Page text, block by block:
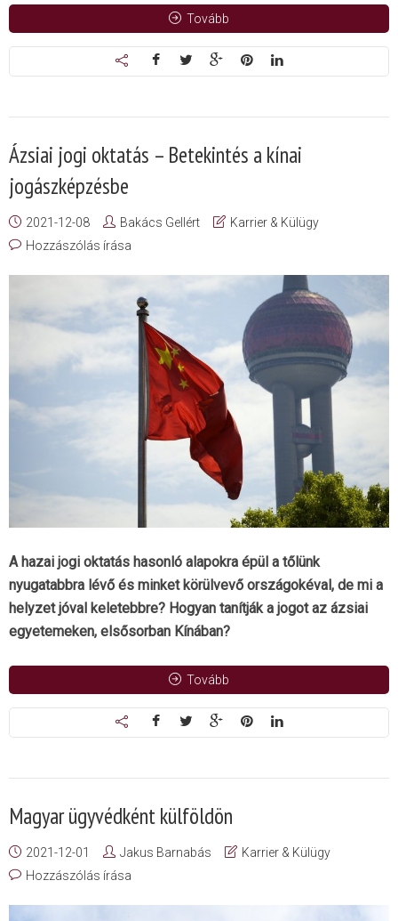
Tovább
Ázsiai jogi oktatás – Betekintés a kínai
jogászképzésbe
2021-12-08 Bakács Gellért
Karrier & Külügy
Hozzászólás írása
A hazai jogi oktatás hasonló alapokra épül a tőlünk
nyugatabbra lévő és minket körülvevő országokéval, de mi a
helyzet jóval keletebbre? Hogyan tanítják a jogot az ázsiai
egyetemeken, elsősorban Kínában?
Tovább
Magyar ügyvédként külföldön
2021-12-01 Jakus Barnabás
Karrier & Külügy
Hozzászólás írása